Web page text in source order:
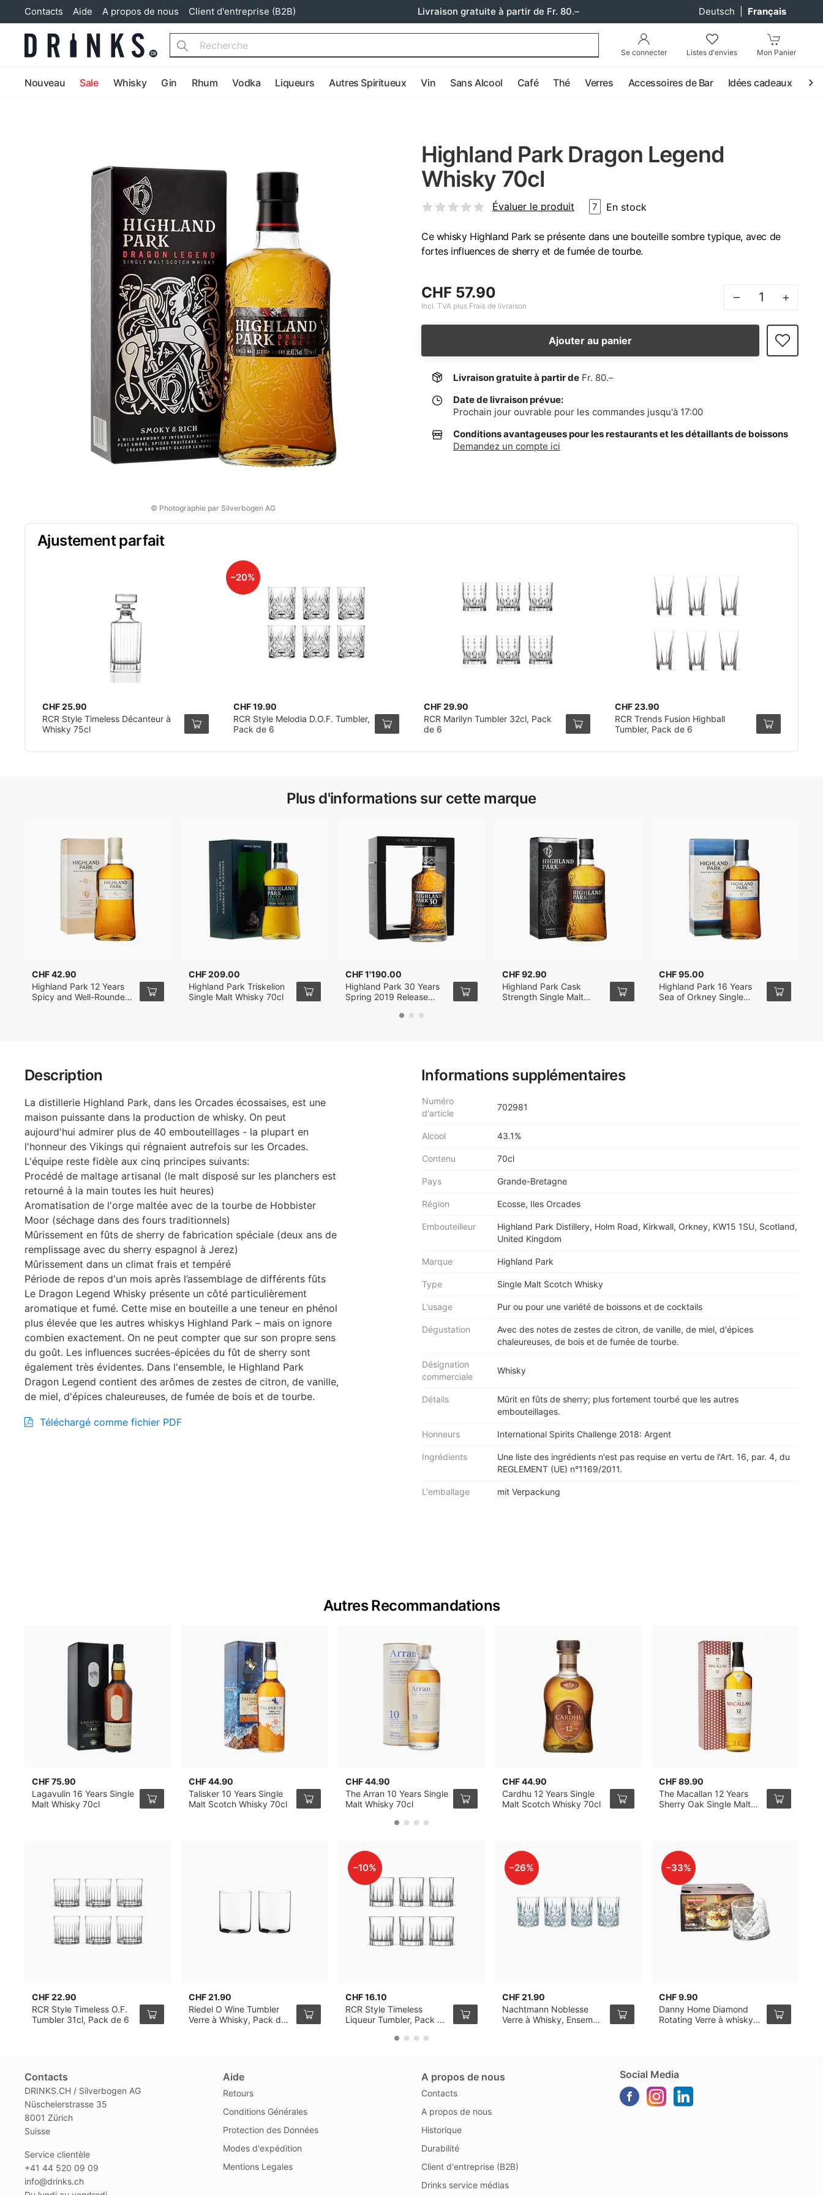
Contacts Aide A propos de nous Client d'entreprise (B2B) Livraison gratuite à partir de Fr. 80.– Deutsch Français
Se connecter Listes d'envies Mon Panier
Search
Nouveau Sale Whisky Gin Rhum Vodka Liqueurs Autres Spiritueux Vin Sans Alcool Café Thé Verres Accessoires de Bar Idées cadeaux
© Photographie par Silverbogen AG
Highland Park Dragon Legend
Whisky 70cl
Évaluer le produit 7 En stock
Ce whisky Highland Park se présente dans une bouteille sombre typique, avec de
fortes influences de sherry et de fumée de tourbe.
CHF 57.90
Incl. TVA plus Frais de livraison
– +
Ajouter au panier
Livraison gratuite à partir de Fr. 80.–
Date de livraison prévue:
Prochain jour ouvrable pour les commandes jusqu'à 17:00
Conditions avantageuses pour les restaurants et les détaillants de boissons
Demandez un compte ici
Ajustement parfait
CHF 25.90
RCR Style Timeless Décanteur à
Whisky 75cl
–20%
CHF 19.90
RCR Style Melodia D.O.F. Tumbler,
Pack de 6
CHF 29.90
RCR Marilyn Tumbler 32cl, Pack
de 6
CHF 23.90
RCR Trends Fusion Highball
Tumbler, Pack de 6
Description
La distillerie Highland Park, dans les Orcades écossaises, est une
maison puissante dans la production de whisky. On peut
aujourd'hui admirer plus de 40 embouteillages - la plupart en
l'honneur des Vikings qui régnaient autrefois sur les Orcades.
L'équipe reste fidèle aux cinq principes suivants:
Procédé de maltage artisanal (le malt disposé sur les planchers est
retourné à la main toutes les huit heures)
Aromatisation de l'orge maltée avec de la tourbe de Hobbister
Moor (séchage dans des fours traditionnels)
Mûrissement en fûts de sherry de fabrication spéciale (deux ans de
remplissage avec du sherry espagnol à Jerez)
Mûrissement dans un climat frais et tempéré
Période de repos d'un mois après l’assemblage de différents fûts
Le Dragon Legend Whisky présente un côté particulièrement
aromatique et fumé. Cette mise en bouteille a une teneur en phénol
plus élevée que les autres whiskys Highland Park – mais on ignore
combien exactement. On ne peut compter que sur son propre sens
du goût. Les influences sucrées-épicées du fût de sherry sont
également très évidentes. Dans l'ensemble, le Highland Park
Dragon Legend contient des arômes de zestes de citron, de vanille,
de miel, d'épices chaleureuses, de fumée de bois et de tourbe.
Téléchargé comme fichier PDF
Informations supplémentaires
Numéro
d'article
702981
Alcool 43.1%
Contenu 70cl
Pays Grande-Bretagne
Région Ecosse, Iles Orcades
Embouteilleur
Highland Park Distillery, Holm Road, Kirkwall, Orkney, KW15 1SU, Scotland,
United Kingdom
Marque Highland Park
Type Single Malt Scotch Whisky
L'usage Pur ou pour une variété de boissons et de cocktails
Dégustation
Avec des notes de zestes de citron, de vanille, de miel, d'épices
chaleureuses, de bois et de fumée de tourbe.
Désignation
commerciale
Whisky
Détails
Mûrit en fûts de sherry; plus fortement tourbé que les autres
embouteillages.
Honneurs International Spirits Challenge 2018: Argent
Ingrédients
Une liste des ingrédients n'est pas requise en vertu de l'Art. 16, par. 4, du
REGLEMENT (UE) n°1169/2011.
L'emballage mit Verpackung
Plus d'informations sur cette marque
CHF 42.90
Highland Park 12 Years
Spicy and Well-Rounded
CHF 209.00
Highland Park Triskelion
Single Malt Whisky 70cl
CHF 1'190.00
Highland Park 30 Years
Spring 2019 Release
CHF 92.90
Highland Park Cask
Strength Single Malt
CHF 95.00
Highland Park 16 Years
Sea of Orkney Single
Autres Recommandations
CHF 75.90
Lagavulin 16 Years Single
Malt Whisky 70cl
CHF 44.90
Talisker 10 Years Single
Malt Scotch Whisky 70cl
CHF 44.90
The Arran 10 Years Single
Malt Whisky 70cl
CHF 44.90
Cardhu 12 Years Single
Malt Scotch Whisky 70cl
CHF 89.90
The Macallan 12 Years
Sherry Oak Single Malt
CHF 22.90
RCR Style Timeless O.F.
Tumbler 31cl, Pack de 6
CHF 21.90
Riedel O Wine Tumbler
Verre à Whisky, Pack de
–10%
CHF 16.10
RCR Style Timeless
Liqueur Tumbler, Pack de
–26%
CHF 21.90
Nachtmann Noblesse
Verre à Whisky, Ensemble
–33%
CHF 9.90
Danny Home Diamond
Rotating Verre à whisky
Contacts
DRINKS.CH / Silverbogen AG
Nüschelerstrasse 35
8001 Zürich
Suisse
Service clientèle
+41 44 520 09 09
info@drinks.ch
Aide
Retours
Conditions Générales
Protection des Données
Modes d'expédition
Mentions Legales
A propos de nous
Contacts
A propos de nous
Historique
Durabilité
Client d'entreprise (B2B)
Drinks service médias
Social Media